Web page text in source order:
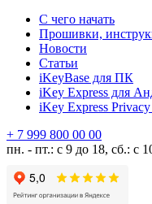
С чего начать
Прошивки,
Новости
Статьи
iKeyBase для ПК
iKey Express для
iKey Express
+ 7 999 800 00 00
пн. - пт.: с 9 до 18, сб.: с